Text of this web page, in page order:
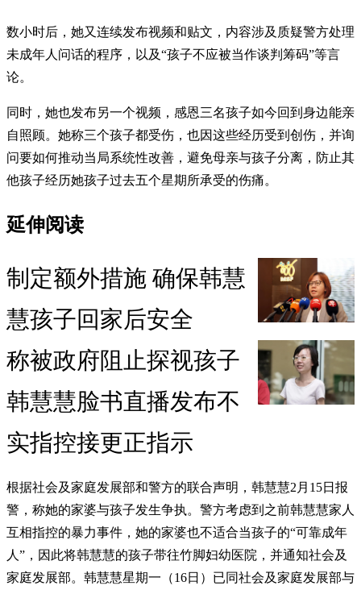
数小时后，她又连续发布视频和贴文，内容涉及质疑警方处理
未成年人问话的程序，以及“孩子不应被当作谈判筹码”等言
论。
同时，她也发布另一个视频，感恩三名孩子如今回到身边能亲
自照顾。她称三个孩子都受伤，也因这些经历受到创伤，并询
问要如何推动当局系统性改善，避免母亲与孩子分离，防止其
他孩子经历她孩子过去五个星期所承受的伤痛。
延伸阅读
制定额外措施 确保韩慧
慧孩子回家后安全
称被政府阻止探视孩子
韩慧慧脸书直播发布不
实指控接更正指示
根据社会及家庭发展部和警方的联合声明，韩慧慧2月15日报
警，称她的家婆与孩子发生争执。警方考虑到之前韩慧慧家人
互相指控的暴力事件，她的家婆也不适合当孩子的“可靠成年
人”，因此将韩慧慧的孩子带往竹脚妇幼医院，并通知社会及
家庭发展部。韩慧慧星期一（16日）已同社会及家庭发展部与